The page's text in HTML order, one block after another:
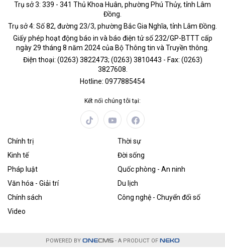
Trụ sở 3: 339 - 341 Thủ Khoa Huân, phường Phú Thủy, tỉnh Lâm
Đồng.
Trụ sở 4: Số 82, đường 23/3, phường Bắc Gia Nghĩa, tỉnh Lâm Đồng.
Giấy phép hoạt động báo in và báo điện tử số 232/GP-BTTT cấp
ngày 29 tháng 8 năm 2024 của Bộ Thông tin và Truyền thông.
Điện thoại: (0263) 3822473; (0263) 3810443 - Fax: (0263)
3827608.
Hotline: 0977885454
Kết nối chúng tôi tại:
Chính trị
Thời sự
Kinh tế
Đời sống
Pháp luật
Quốc phòng - An ninh
Văn hóa - Giải trí
Du lịch
Chính sách
Công nghệ - Chuyển đổi số
Video
POWERED BY ONECMS- A PRODUCT OF NEKO